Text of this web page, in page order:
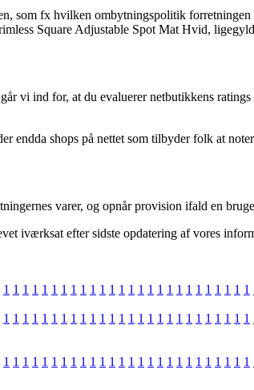
som fx hvilken ombytningspolitik
Square Adjustable Spot Mat Hvid,
vi ind for, at du evaluerer netbutikkens
shops på nettet som tilbyder folk at
varer, og opnår provision ifald en
iværksat efter sidste opdatering af vores
1 1 1 1 1 1 1 1 1 1 1 1 1 1 1 1 1 1 1 1 1 1 1 1 1 1
1 1 1 1 1 1 1 1 1 1 1 1 1 1 1 1 1 1 1 1 1 1 1 1 1 1
1 1 1 1 1 1 1 1 1 1 1 1 1 1 1 1 1 1 1 1 1 1 1 1 1 1